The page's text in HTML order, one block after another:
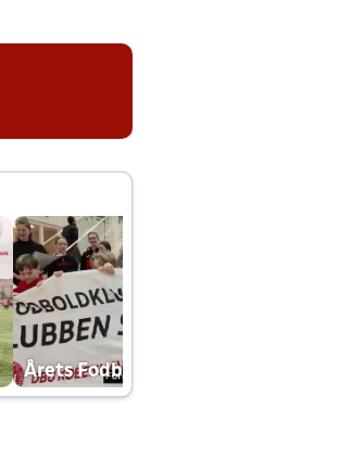
Årets Fodboldklub 2025 mp4